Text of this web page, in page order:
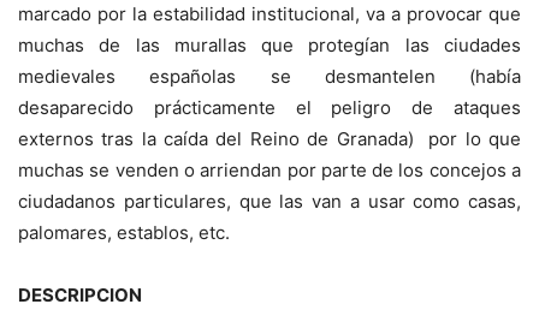
marcado por la estabilidad institucional, va a provocar que
muchas de las murallas que protegían las ciudades
medievales españolas se desmantelen (había
desaparecido prácticamente el peligro de ataques
externos tras la caída del Reino de Granada) por lo que
muchas se venden o arriendan por parte de los concejos a
ciudadanos particulares, que las van a usar como casas,
palomares, establos, etc.
DESCRIPCION